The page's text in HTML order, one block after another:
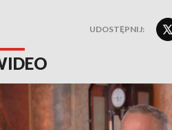
UDOSTĘPNIJ: